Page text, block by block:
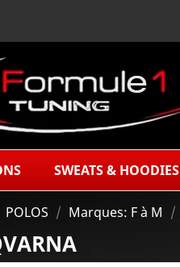
SWEATS & HOODIES
POLOS Marques: F à M